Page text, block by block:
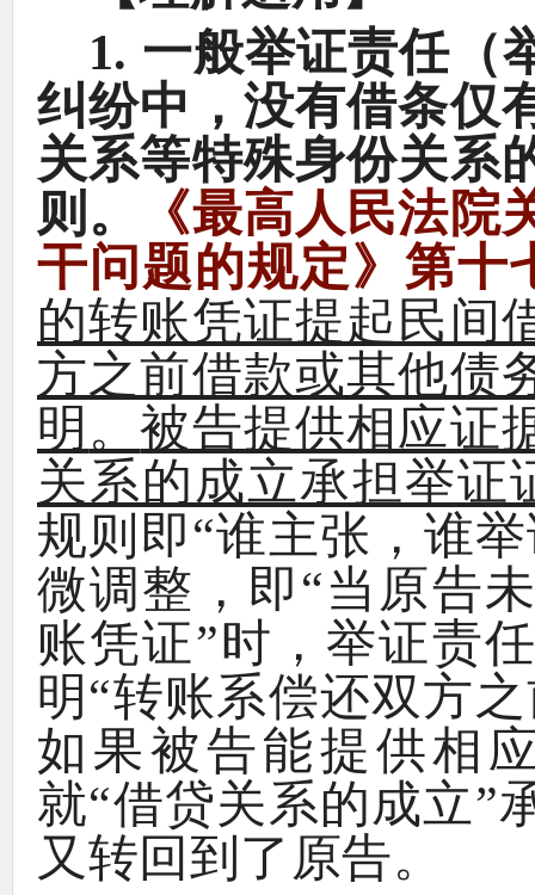
1. 一般举证责任 （
纠纷中 ， 没有借条仅
关系等特殊身份关系
则 。 《最高人民法院
干问题的规定》第十
的转账凭证提起民间
方之前借款或其他债
明 。被告提供相应证
关系的成立承担举证
规则即“谁主张 ， 谁
微调整 ， 即“当原告
账凭证”时 ， 举证责
明 “转账系偿还双方
如果被告能提供相
就“借贷关系的成立”
又转回到了原告。